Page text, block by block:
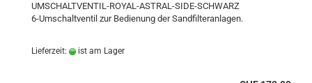
UMSCHALTVENTIL-ROYAL-ASTRAL-SIDE-SCHWARZ
6-Umschaltventil zur Bedienung der Sandfilteranlagen.
Lieferzeit: ist am Lager